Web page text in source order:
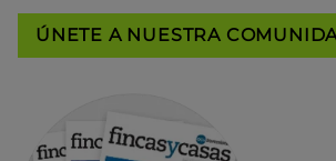
ÚNETE A NUESTRA